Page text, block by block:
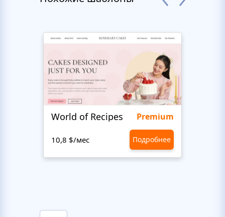
World of Recipes Premium
10,8 $/мес Подробнее